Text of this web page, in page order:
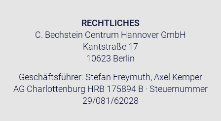
RECHTLICHES
C. Bechstein Centrum Hannover GmbH
Kantstraße 17
10623 Berlin
Geschäftsführer: Stefan Freymuth, Axel Kemper
AG Charlottenburg HRB 175894 B · Steuernummer
29/081/62028